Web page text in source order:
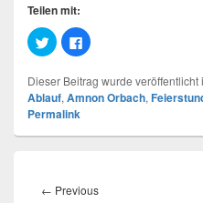
Teilen mit:
K
l
k
,
u
m
b
i
K
l
k
,
u
u
e
Dieser Beitrag wurde veröffentlicht
Ablauf, Amnon Orbach,
Permalink
← PreviousPrevious